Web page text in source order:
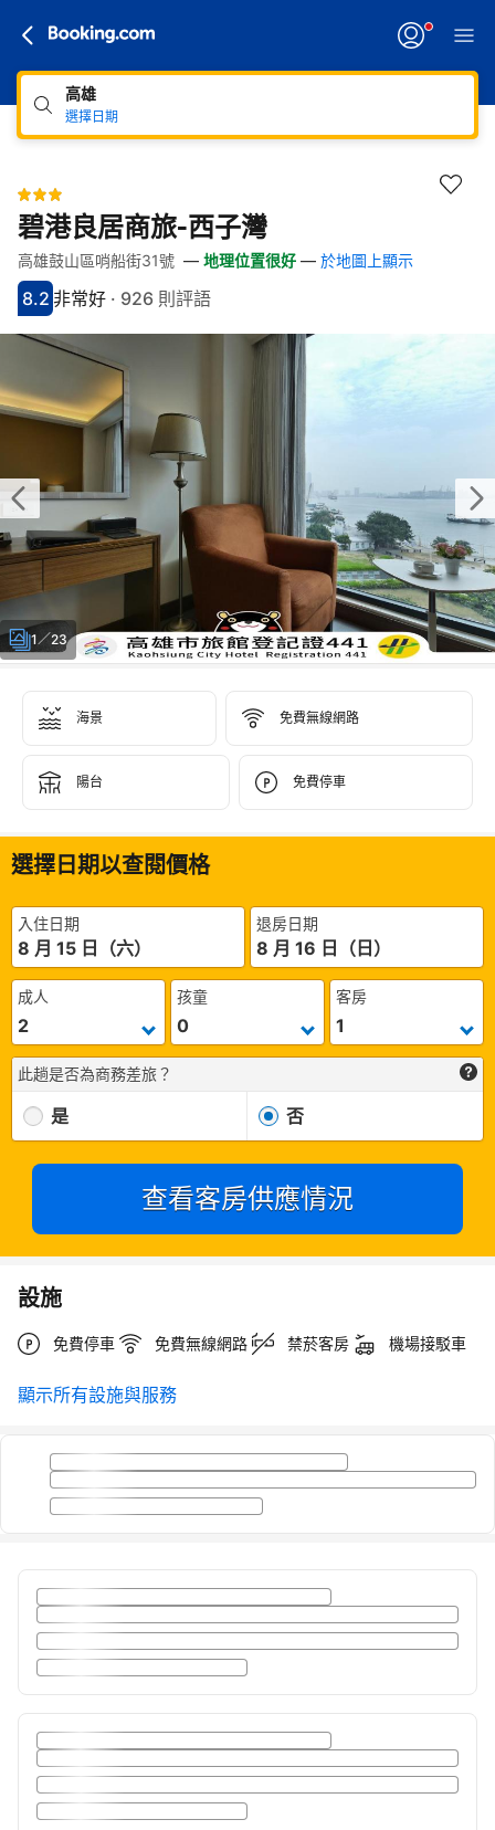
高雄
選擇日期
碧港良居商旅-西子灣
快速連結
跳至住宿介紹
跳至熱門設施
跳至客房類型
跳至訂房政策
高雄鼓山區哨船街31號 — 地理位置很好 — 於地圖上顯示
分數8.2分
8.2
評比非常好
非常好 · 926 則評語
1／23
海景 免費無線網路
陽台 免費停車
選擇日期以查閱價格
入住日期
8 月 15 日（六）
退房日期
8 月 16 日（日）
成人 孩童 客房
此趟是否為商務差旅？
是 否
查看客房供應情況
設施
免費停車 免費無線網路 禁菸客房 機場接駁車
顯示所有設施與服務